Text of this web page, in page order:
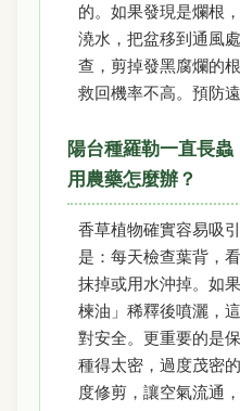
的。如果發現是爛根
澆水，把盆移到通風
查，剪掉發黑腐爛的
救回機率不高。預防遠
陽台種羅勒一直長
用農藥怎麼辦？
香草植物確實容易吸
是：每天檢查葉背，
抹掉或用水沖掉。如
楝油」稀釋後噴灑，
對安全。更重要的是
種得太密，過度茂密
度修剪，讓空氣流通